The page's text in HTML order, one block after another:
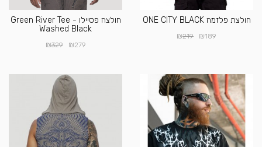
חולצת פלזמה ONE CITY BLACK
₪189
₪219
חולצה פסיילו - Green River Tee
Washed Black
₪279
₪329